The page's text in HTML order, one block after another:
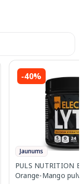
-40%
Jaunums
PULS NUTRITION
Orange-Mango